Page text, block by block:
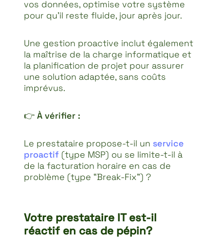
vos données, optimise votre système
pour qu’il reste fluide, jour après jour.
Une gestion proactive inclut également
la maîtrise de la charge informatique et
la planification de projet pour assurer
une solution adaptée, sans coûts
imprévus.
👉 À vérifier :
Le prestataire propose-t-il un service
proactif (type MSP) ou se limite-t-il à
de la facturation horaire en cas de
problème (type “Break-Fix”) ?
Votre prestataire IT est-il
réactif en cas de pépin?